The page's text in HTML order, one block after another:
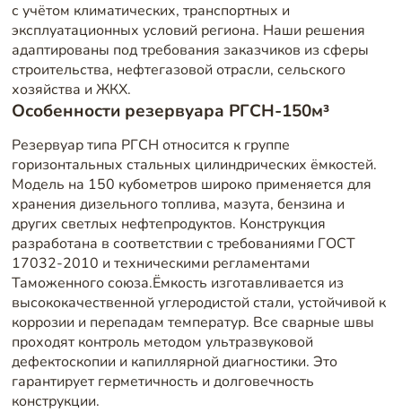
с учётом климатических, транспортных и
эксплуатационных условий региона. Наши решения
адаптированы под требования заказчиков из сферы
строительства, нефтегазовой отрасли, сельского
хозяйства и ЖКХ.
Особенности резервуара РГСН-150м³
Резервуар типа РГСН относится к группе
горизонтальных стальных цилиндрических ёмкостей.
Модель на 150 кубометров широко применяется для
хранения дизельного топлива, мазута, бензина и
других светлых нефтепродуктов. Конструкция
разработана в соответствии с требованиями ГОСТ
17032-2010 и техническими регламентами
Таможенного союза.Ёмкость изготавливается из
высококачественной углеродистой стали, устойчивой к
коррозии и перепадам температур. Все сварные швы
проходят контроль методом ультразвуковой
дефектоскопии и капиллярной диагностики. Это
гарантирует герметичность и долговечность
конструкции.